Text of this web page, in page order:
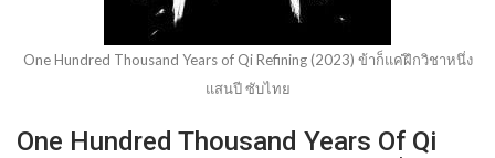
One Hundred Thousand Years of Qi Refining (2023) ข้าก็แค่ฝึกวิชาหนึ่ง
แสนปี ซับไทย
One Hundred Thousand Years Of Qi